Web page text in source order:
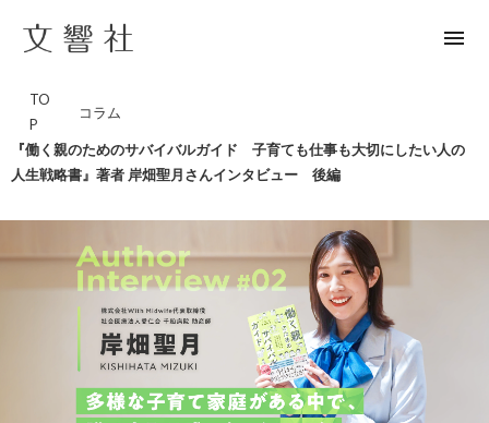
menu
TO
P
コラム
『働く親のためのサバイバルガイド 子育ても仕事も大切にしたい人の
人生戦略書』著者 岸畑聖月さんインタビュー 後編